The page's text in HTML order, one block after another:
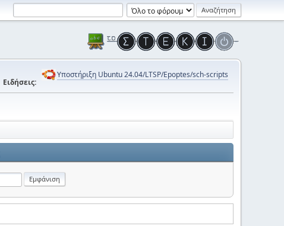
Ειδήσεις:
Υποστήριξη Ubuntu 24.04/LTSP/Epoptes/sch-scripts